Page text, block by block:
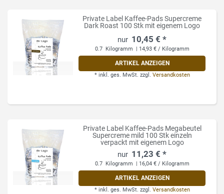
Private Label Kaffee-Pads Supercreme
Dark Roast 100 Stk mit eigenem Logo
10,45 € *
0.7 Kilogramm | 14,93 € / Kilogramm
ARTIKEL ANZEIGEN
* inkl. ges. MwSt. zzgl. Versandkosten
Private Label Kaffee-Pads Megabeutel
Supercreme mild 100 Stk einzeln
verpackt mit eigenem Logo
11,23 € *
0.7 Kilogramm | 16,04 € / Kilogramm
ARTIKEL ANZEIGEN
* inkl. ges. MwSt. zzgl. Versandkosten